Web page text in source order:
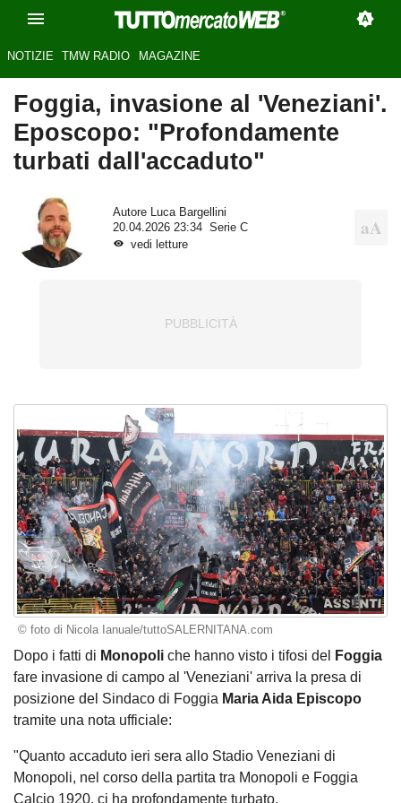
NOTIZIE TMW RADIO MAGAZINE
Foggia, invasione al 'Veneziani'.
Eposcopo: "Profondamente
turbati dall'accaduto"
Autore Luca Bargellini
20.04.2026 23:34
Serie C
vedi letture
© foto di Nicola Ianuale/tuttoSALERNITANA.com
Dopo i fatti di Monopoli che hanno visto i tifosi del
Foggia
fare invasione di campo al 'Veneziani' arriva la presa di
posizione del Sindaco di Foggia Maria Aida Episcopo
tramite una nota ufficiale:
"Quanto accaduto ieri sera allo Stadio Veneziani di
Monopoli, nel corso della partita tra Monopoli e Foggia
Calcio 1920, ci ha profondamente turbato.